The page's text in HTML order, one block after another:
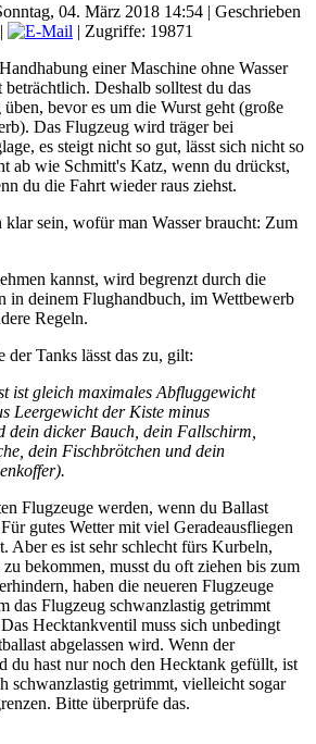
04. März 2018 14:54 | Geschrieben
|
| Zugriffe: 19871
einer Maschine ohne Wasser
Deshalb solltest du das
bevor es um die Wurst geht (große
Das Flugzeug wird träger bei
es steigt nicht so gut, lässt sich nicht so
ab wie Schmitt's Katz, wenn du drückst,
du die Fahrt wieder raus ziehst.
sein, wofür man Wasser braucht: Zum
kannst, wird begrenzt durch die
in deinem Flughandbuch, im Wettbewerb
Regeln.
der Tanks lässt das zu, gilt:
ist gleich maximales Abfluggewicht
Leergewicht der Kiste minus
dein dicker Bauch, dein Fallschirm,
dein Fischbrötchen und dein
Flugzeuge werden, wenn du Ballast
gutes Wetter mit viel Geradeausfliegen
Aber es ist sehr schlecht fürs Kurbeln,
bekommen, musst du oft ziehen bis zum
haben die neueren Flugzeuge
das Flugzeug schwanzlastig getrimmt
Hecktankventil muss sich unbedingt
abgelassen wird. Wenn der
du hast nur noch den Hecktank gefüllt, ist
schwanzlastig getrimmt, vielleicht sogar
Bitte überprüfe das.